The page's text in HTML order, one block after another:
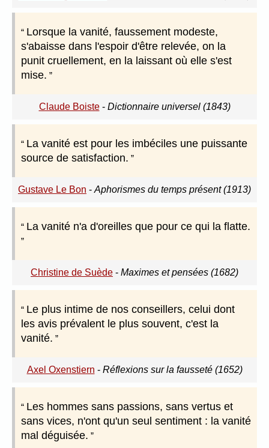
Lorsque la vanité, faussement modeste,
s'abaisse dans l'espoir d'être relevée, on la
punit cruellement, en la laissant où elle s'est
mise.
Claude Boiste- Dictionnaire universel (1843)
La vanité est pour les imbéciles une puissante
source de satisfaction.
Gustave Le Bon - Aphorismes du temps présent (1913)
La vanité n'a d'oreilles que pour ce qui la flatte.
Christine de Suède - Maximes et pensées (1682)
Le plus intime de nos conseillers, celui dont
les avis prévalent le plus souvent, c'est la
vanité.
Axel Oxenstiern - Réflexions sur la fausseté (1652)
Les hommes sans passions, sans vertus et
sans vices, n'ont qu'un seul sentiment : la vanité
mal déguisée.